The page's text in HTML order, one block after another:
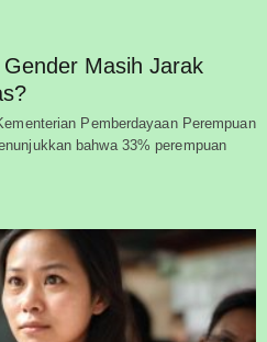
Masih Jarak
Pemberdayaan Perempuan
bahwa 33% perempuan